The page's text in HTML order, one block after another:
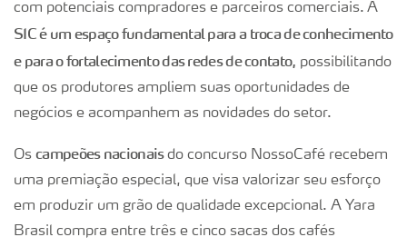
com potenciais compradores e parceiros comerciais. A
SIC é um espaço fundamental para a troca de conhecimento
e para o fortalecimento das redes de contato, possibilitando
que os produtores ampliem suas oportunidades de
negócios e acompanhem as novidades do setor.
Os campeões nacionaisdo concurso NossoCafé recebem
uma premiação especial, que visa valorizar seu esforço
em produzir um grão de qualidade excepcional. A Yara
Brasil compra entre três e cinco sacas dos cafés